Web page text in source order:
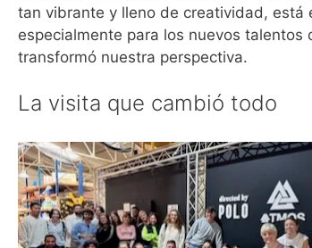
tan vibrante y lleno de creatividad, está
especialmente para los nuevos
transformó nuestra perspectiva.
La visita que cambió todo